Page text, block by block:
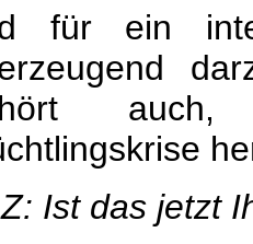
für ein
auch,
Ist das jetzt